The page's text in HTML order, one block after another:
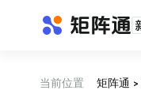
当前位置 矩阵通 >